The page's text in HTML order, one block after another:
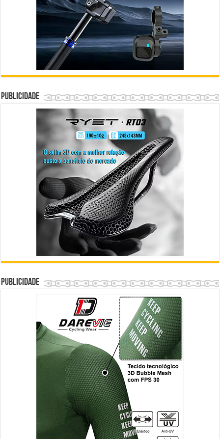
Publicidade
Publicidade